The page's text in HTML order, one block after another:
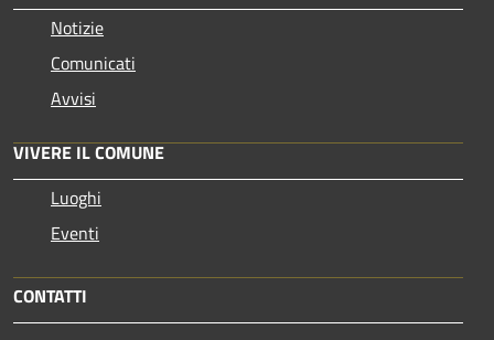
Notizie
Comunicati
Avvisi
VIVERE IL COMUNE
Luoghi
Eventi
CONTATTI